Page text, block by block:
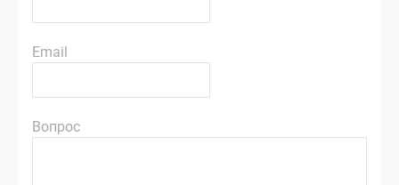
Email
Вопрос